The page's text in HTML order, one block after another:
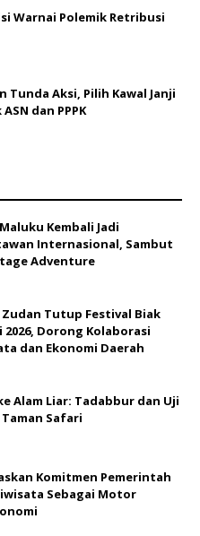
Warnai Polemik Retribusi
Tunda Aksi, Pilih Kawal Janji
dan PPPK
Kembali Jadi
Internasional, Sambut
Adventure
Zudan Tutup Festival Biak
2026, Dorong Kolaborasi
dan Ekonomi Daerah
Alam Liar: Tadabbur dan Uji
Safari
Komitmen Pemerintah
Sebagai Motor